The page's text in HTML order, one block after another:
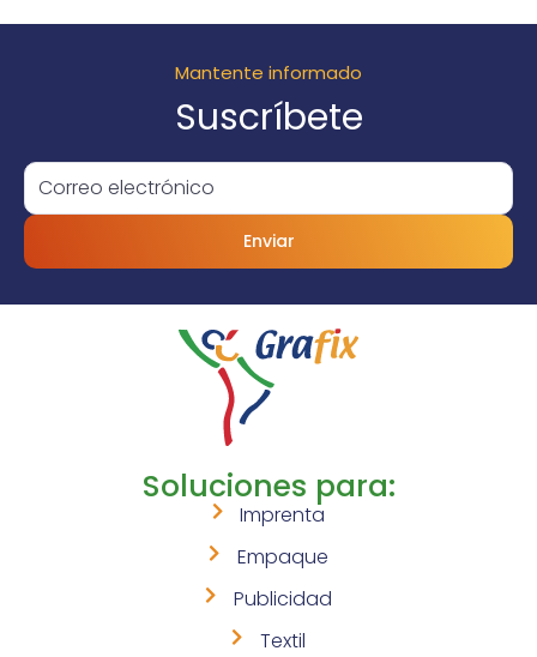
Mantente informado
Suscríbete
Enviar
Soluciones para:
Imprenta
Empaque
Publicidad
Textil